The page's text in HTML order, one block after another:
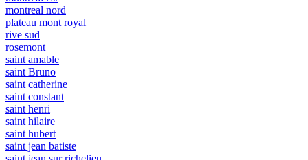
montreal nord
plateau mont royal
rive sud
rosemont
saint amable
saint Bruno
saint catherine
saint constant
saint henri
saint hilaire
saint hubert
saint jean batiste